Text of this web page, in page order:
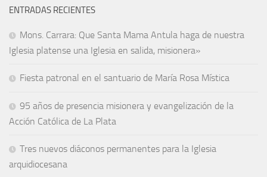
ENTRADAS RECIENTES
Mons. Carrara: Que Santa Mama Antula haga de nuestra
Iglesia platense una Iglesia en salida, misionera»
Fiesta patronal en el santuario de María Rosa Mística
95 años de presencia misionera y evangelización de la
Acción Católica de La Plata
Tres nuevos diáconos permanentes para la Iglesia
arquidiocesana